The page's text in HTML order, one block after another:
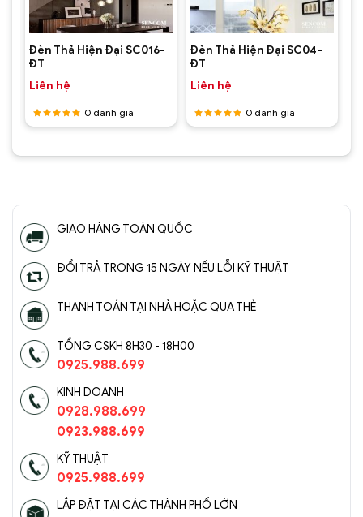
Đèn Thả Hiện Đại SC016-
ĐT
Liên hệ
Được
55 sao
0 đánh giá
Đèn Thả Hiện Đại SC04-
ĐT
Liên hệ
Được
55 sao
0 đánh giá
GIAO HÀNG TOÀN QUỐC
ĐỔI TRẢ TRONG 15 NGÀY NẾU LỖI KỸ THUẬT
THANH TOÁN TẠI NHÀ HOẶC QUA THẺ
TỔNG CSKH 8H30 - 18H00
0925.988.699
KINH DOANH
0928.988.699
0923.988.699
KỸ THUẬT
0925.988.699
LẮP ĐẶT TẠI CÁC THÀNH PHỐ LỚN